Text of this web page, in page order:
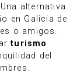
alternativa
en Galicia de
o amigos.
turismo
del